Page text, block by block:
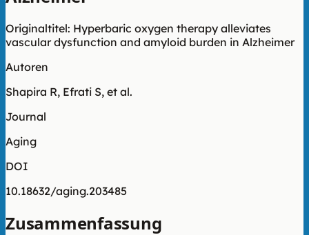
Originaltitel: Hyperbaric oxygen therapy alleviates
vascular dysfunction and amyloid burden in Alzheimer
Autoren
Shapira R, Efrati S, et al.
Journal
Aging
DOI
10.18632/aging.203485
Zusammenfassung